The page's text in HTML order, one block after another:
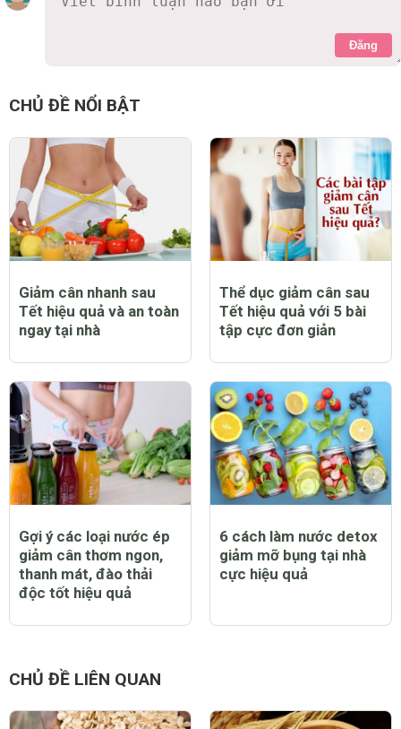
Đăng
CHỦ ĐỀ NỔI BẬT
Giảm cân nhanh sau
Tết hiệu quả và an toàn
ngay tại nhà
Thể dục giảm cân sau
Tết hiệu quả với 5 bài
tập cực đơn giản
Gợi ý các loại nước ép
giảm cân thơm ngon,
thanh mát, đào thải
độc tốt hiệu quả
6 cách làm nước detox
giảm mỡ bụng tại nhà
cực hiệu quả
CHỦ ĐỀ LIÊN QUAN